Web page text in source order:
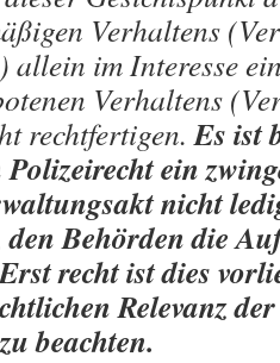
Verhaltens
allein im Interesse
Verhaltens
rechtfertigen.Es ist
ein
nicht
Behörden die
recht ist dies
Relevanz
beachten.